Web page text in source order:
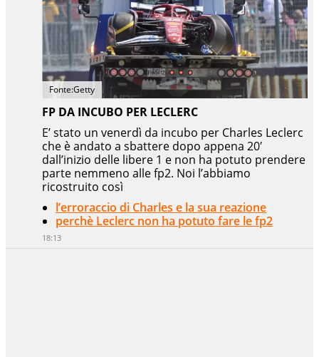
Fonte:Getty
FP DA INCUBO PER LECLERC
E’ stato un venerdì da incubo per Charles Leclerc
che è andato a sbattere dopo appena 20′
dall’inizio delle libere 1 e non ha potuto prendere
parte nemmeno alle fp2. Noi l’abbiamo
ricostruito così
l’erroraccio di Charles e la sua reazione
perchè Leclerc non ha potuto fare le fp2
18:13